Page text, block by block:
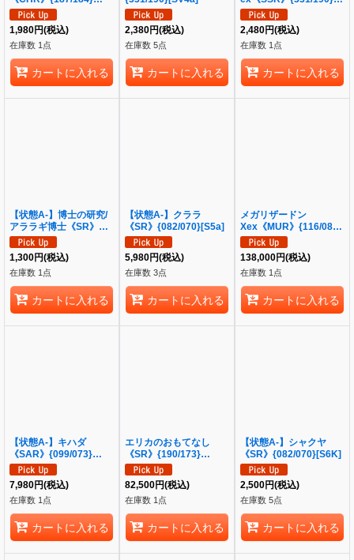
[S8b]
1,980円(税込)
在庫数 1点
カートに入れる
2,380円(税込)
在庫数 5点
カートに入れる
[SV4a]
2,480円(税込)
在庫数 1点
カートに入れる
【状態A-】博士の研究/
アララギ博士《SR》
{266/184}[S8b]
1,300円(税込)
在庫数 1点
カートに入れる
【状態A-】クララ
《SR》{082/070}[S5a]
5,980円(税込)
在庫数 3点
カートに入れる
メガリザードン
Xex《MUR》{116/080}
[M2]
138,000円(税込)
在庫数 1点
カートに入れる
【状態A-】キハダ
《SAR》{099/073}
[SV1a]
7,980円(税込)
在庫数 1点
カートに入れる
エリカのおもてなし
《SR》{190/173}
[sm12a]
82,500円(税込)
在庫数 1点
カートに入れる
【状態A-】シャクヤ
《SR》{082/070}[S6K]
2,500円(税込)
在庫数 5点
カートに入れる